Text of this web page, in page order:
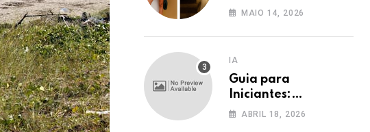
de luxo com a
MAIO 14, 2026
IA
Guia para
Iniciantes:
Ferramentas de IA
ABRIL 18, 2026